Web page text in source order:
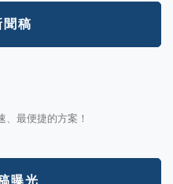
稿
最便捷的方案！